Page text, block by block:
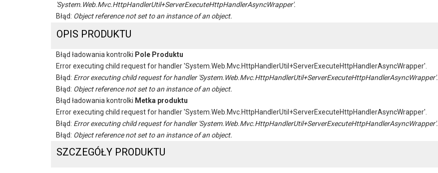
'System.Web.Mvc.HttpHandlerUtil+ServerExecuteHttpHandlerAsyncWrapper'.
Błąd: Object reference not set to an instance of an object.
OPIS PRODUKTU
Błąd ładowania kontrolki Pole Produktu
Error executing child request for handler 'System.Web.Mvc.HttpHandlerUtil+ServerExecuteHttpHandlerAsyncWrapper'.
Błąd: Error executing child request for handler 'System.Web.Mvc.HttpHandlerUtil+ServerExecuteHttpHandlerAsyncWrapper'.
Błąd: Object reference not set to an instance of an object.
Błąd ładowania kontrolki Metka produktu
Error executing child request for handler 'System.Web.Mvc.HttpHandlerUtil+ServerExecuteHttpHandlerAsyncWrapper'.
Błąd: Error executing child request for handler 'System.Web.Mvc.HttpHandlerUtil+ServerExecuteHttpHandlerAsyncWrapper'.
Błąd: Object reference not set to an instance of an object.
SZCZEGÓŁY PRODUKTU